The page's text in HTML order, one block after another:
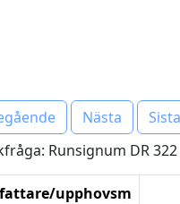
Nästa
Sista
Runsignum DR 322
upphovsm